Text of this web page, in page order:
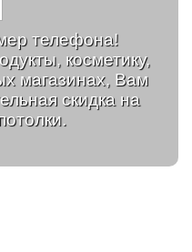
телефона!
косметику,
магазинах, Вам
скидка на